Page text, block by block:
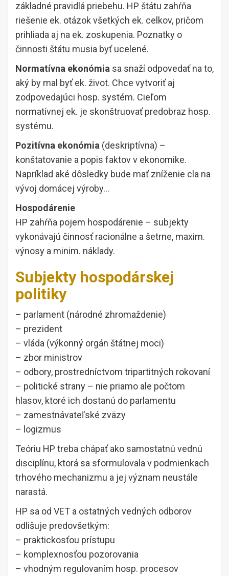
základné pravidlá priebehu. HP štátu zahŕňa
riešenie ek. otázok všetkých ek. celkov, pričom
prihliada aj na ek. zoskupenia. Poznatky o
činnosti štátu musia byť ucelené.
Normatívna ekonómia sa snaží odpovedať na to,
aký by mal byť ek. život. Chce vytvoriť aj
zodpovedajúci hosp. systém. Cieľom
normatívnej ek. je skonštruovať predobraz hosp.
systému.
Pozitívna ekonómia (deskriptívna) –
konštatovanie a popis faktov v ekonomike.
Napríklad aké dôsledky bude mať zníženie cla na
vývoj domácej výroby…
Hospodárenie
HP zahŕňa pojem hospodárenie – subjekty
vykonávajú činnosť racionálne a šetrne, maxim.
výnosy a minim. náklady.
Subjekty hospodárskej
politiky
– parlament (národné zhromaždenie)
– prezident
– vláda (výkonný orgán štátnej moci)
– zbor ministrov
– odbory, prostredníctvom tripartitných rokovaní
– politické strany – nie priamo ale počtom
hlasov, ktoré ich dostanú do parlamentu
– zamestnávateľské zväzy
– logizmus
Teóriu HP treba chápať ako samostatnú vednú
disciplínu, ktorá sa sformulovala v podmienkach
trhového mechanizmu a jej význam neustále
narastá.
HP sa od VET a ostatných vedných odborov
odlišuje predovšetkým:
– praktickosťou prístupu
– komplexnosťou pozorovania
– vhodným regulovaním hosp. procesov